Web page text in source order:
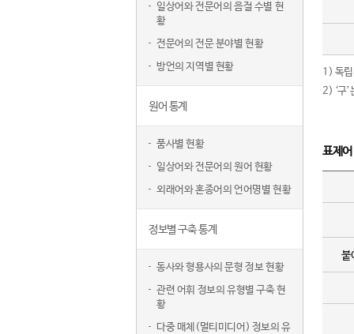
일상어와 전문어의 음절 수별 현
황
전문어의 전문 분야별 현황
방언의 지역별 현황
원어 통계
품사별 현황
일상어와 전문어의 원어 현황
외래어와 혼종어의 언어명별 현황
정보별 구축 통계
동사와 형용사의 문형 정보 현황
관련 어휘 정보의 유형별 구축 현
황
다중 매체(멀티미디어) 정보의 유
1) 독립
2) ‘구
표제
붙